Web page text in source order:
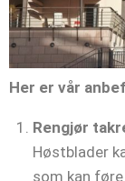
Her er vår
Rengjør
Høstblader
som kan